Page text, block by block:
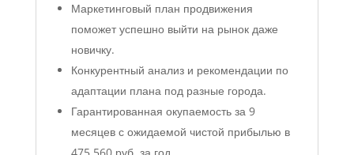
Маркетинговый план продвижения
поможет успешно выйти на рынок даже
новичку.
Конкурентный анализ и рекомендации по
адаптации плана под разные города.
Гарантированная окупаемость за 9
месяцев с ожидаемой чистой прибылью в